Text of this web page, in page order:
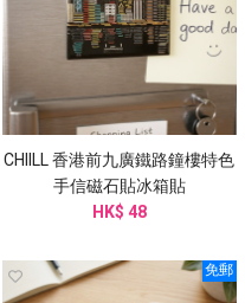
CHIILL 香港前九廣鐵路鐘樓特色
手信磁石貼冰箱貼
HK$ 48
免郵